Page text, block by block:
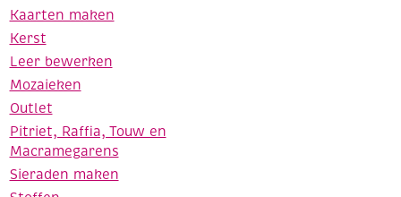
Kaarten maken
Kerst
Leer bewerken
Mozaieken
Outlet
Pitriet, Raffia, Touw en
Macramegarens
Sieraden maken